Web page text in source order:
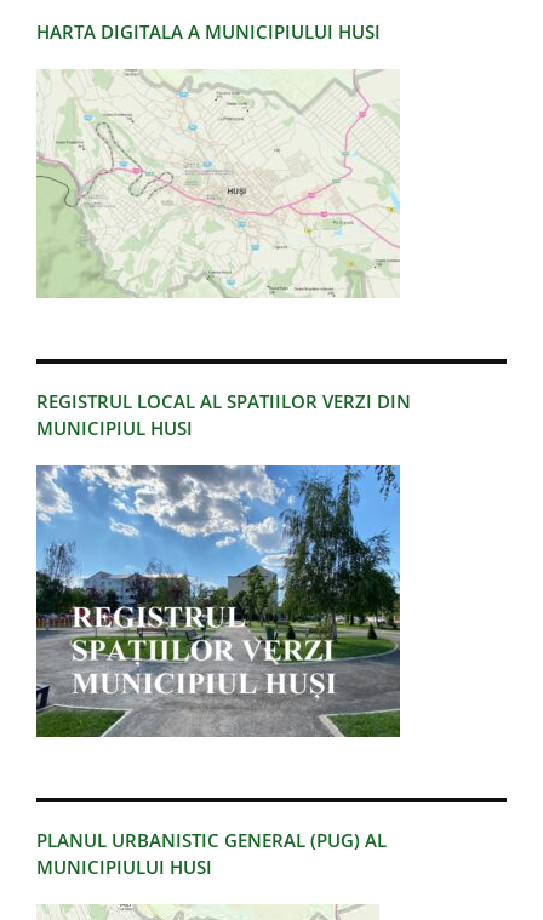
HARTA DIGITALA A MUNICIPIULUI HUSI
REGISTRUL LOCAL AL SPATIILOR VERZI DIN
MUNICIPIUL HUSI
PLANUL URBANISTIC GENERAL (PUG) AL
MUNICIPIULUI HUSI